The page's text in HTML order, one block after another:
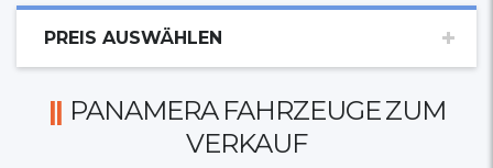
PREIS AUSWÄHLEN
PANAMERA FAHRZEUGE ZUM
VERKAUF